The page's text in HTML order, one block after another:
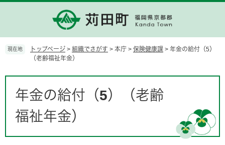
の
す。
ー
し
現在地 トップページ > 組織でさがす > 本庁 > 保険健康課 > 年金の給付（5）
（老齢福祉年金）
年金の給付（5）（老齢
福祉年金）